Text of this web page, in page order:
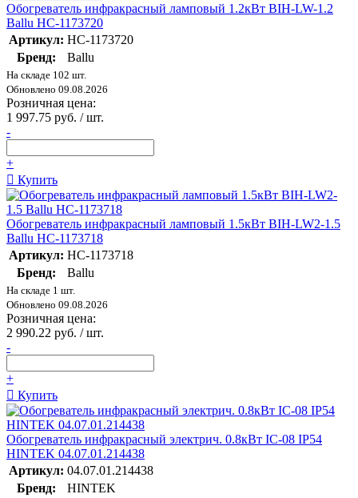
Обогреватель инфракрасный ламповый 1.2кВт BIH-LW-1.2
Ballu НС-1173720
Артикул: НС-1173720
Бренд:
Ballu
На складе 102 шт.
Обновлено 09.08.2026
Розничная цена:
1 997.75 руб. / шт.
-
+
Купить
Обогреватель инфракрасный ламповый 1.5кВт BIH-LW2-1.5
Ballu НС-1173718
Артикул: НС-1173718
Бренд:
Ballu
На складе 1 шт.
Обновлено 09.08.2026
Розничная цена:
2 990.22 руб. / шт.
-
+
Купить
Обогреватель инфракрасный электрич. 0.8кВт IC-08 IP54
HINTEK 04.07.01.214438
Артикул: 04.07.01.214438
Бренд:
HINTEK